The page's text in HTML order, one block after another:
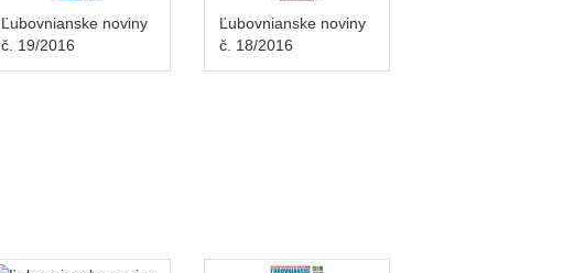
Ľubovnianske noviny
č. 19/2016
Ľubovnianske noviny
č. 18/2016